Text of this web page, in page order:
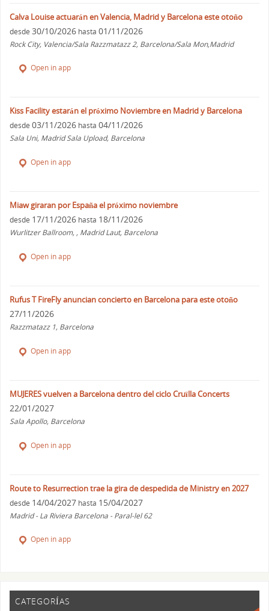
Calva Louise actuarán en Valencia, Madrid y Barcelona este otoño
desde 30/10/2026 hasta 01/11/2026
Rock City, Valencia/Sala Razzmatazz 2, Barcelona/Sala Mon,Madrid
Open in app
Kiss Facility estarán el próximo Noviembre en Madrid y Barcelona
desde 03/11/2026 hasta 04/11/2026
Sala Uni, Madrid Sala Upload, Barcelona
Open in app
Miaw giraran por España el próximo noviembre
desde 17/11/2026 hasta 18/11/2026
Wurlitzer Ballroom, , Madrid Laut, Barcelona
Open in app
Rufus T FireFly anuncian concierto en Barcelona para este otoño
27/11/2026
Razzmatazz 1, Barcelona
Open in app
MUJERES vuelven a Barcelona dentro del ciclo Cruïlla Concerts
22/01/2027
Sala Apollo, Barcelona
Open in app
Route to Resurrection trae la gira de despedida de Ministry en 2027
desde 14/04/2027 hasta 15/04/2027
Madrid - La Riviera Barcelona - Paral-lel 62
Open in app
CATEGORÍAS